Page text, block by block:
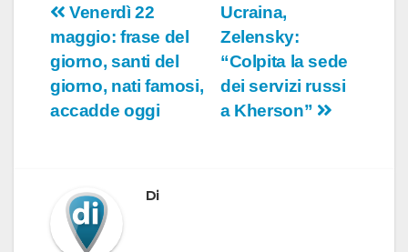
Navigazione
articoli
Ucraina,
Zelensky:
“Colpita la sede
dei servizi russi
a Kherson”
Venerdì 22
maggio: frase del
giorno, santi del
giorno, nati famosi,
accadde oggi
Di